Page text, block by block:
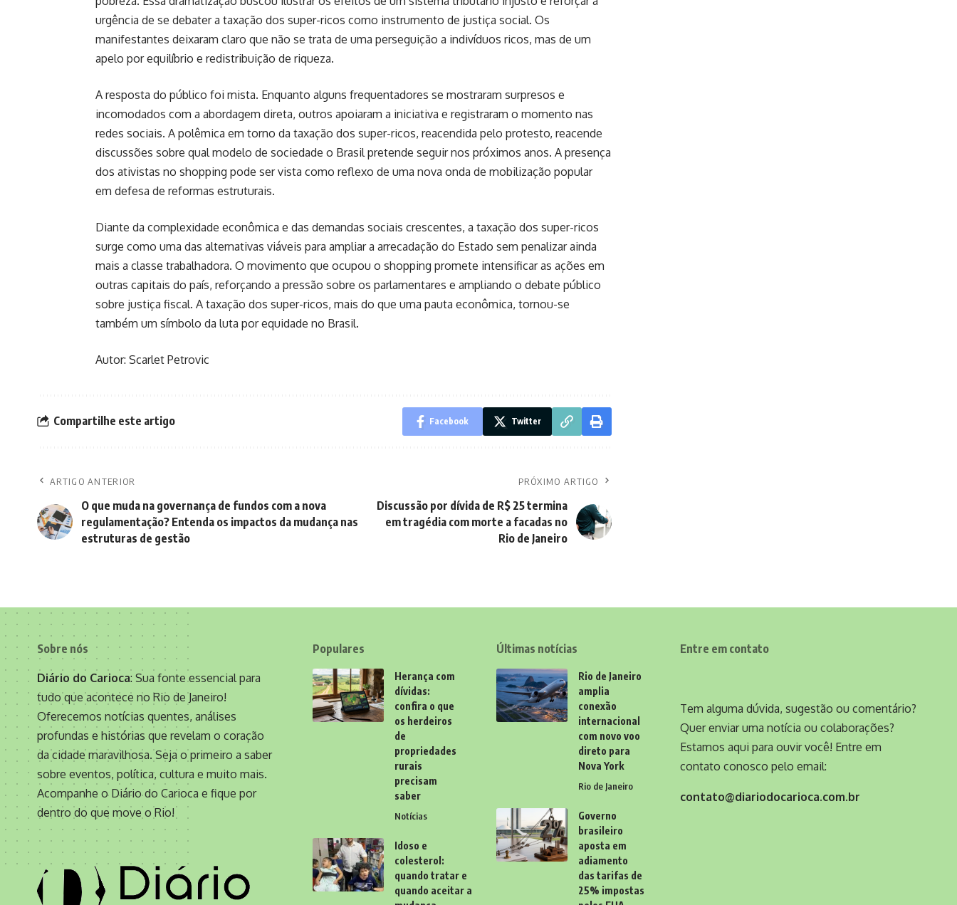
urgência de se debater a taxação dos super-ricos como instrumento de justiça social. Os
manifestantes deixaram claro que não se trata de uma perseguição a indivíduos ricos, mas de um
apelo por equilíbrio e redistribuição de riqueza.
A resposta do público foi mista. Enquanto alguns frequentadores se mostraram surpresos e
incomodados com a abordagem direta, outros apoiaram a iniciativa e registraram o momento nas
redes sociais. A polêmica em torno da taxação dos super-ricos, reacendida pelo protesto, reacende
discussões sobre qual modelo de sociedade o Brasil pretende seguir nos próximos anos. A presença
dos ativistas no shopping pode ser vista como reflexo de uma nova onda de mobilização popular
em defesa de reformas estruturais.
Diante da complexidade econômica e das demandas sociais crescentes, a taxação dos super-ricos
surge como uma das alternativas viáveis para ampliar a arrecadação do Estado sem penalizar ainda
mais a classe trabalhadora. O movimento que ocupou o shopping promete intensificar as ações em
outras capitais do país, reforçando a pressão sobre os parlamentares e ampliando o debate público
sobre justiça fiscal. A taxação dos super-ricos, mais do que uma pauta econômica, tornou-se
também um símbolo da luta por equidade no Brasil.
Autor: Scarlet Petrovic
Compartilhe este artigo Facebook Twitter
ARTIGO ANTERIOR
O que muda na governança de fundos com a nova
regulamentação? Entenda os impactos da mudança nas
estruturas de gestão
PRÓXIMO ARTIGO
Discussão por dívida de R$ 25 termina
em tragédia com morte a facadas no
Rio de Janeiro
Sobre nós
Diário do Carioca: Sua fonte essencial para
tudo que acontece no Rio de Janeiro!
Oferecemos notícias quentes, análises
profundas e histórias que revelam o coração
da cidade maravilhosa. Seja o primeiro a saber
sobre eventos, política, cultura e muito mais.
Acompanhe o Diário do Carioca e fique por
dentro do que move o Rio!
Populares
Herança com
dívidas:
confira o que
os herdeiros
de
propriedades
rurais
precisam
saber
Notícias
Idoso e
colesterol:
quando tratar e
quando aceitar a
Últimas notícias
Rio de Janeiro
amplia
conexão
internacional
com novo voo
direto para
Nova York
Rio de Janeiro
Governo
brasileiro
aposta em
adiamento
das tarifas de
25% impostas
Entre em contato
Tem alguma dúvida, sugestão ou comentário?
Quer enviar uma notícia ou colaborações?
Estamos aqui para ouvir você! Entre em
contato conosco pelo email:
contato@diariodocarioca.com.br